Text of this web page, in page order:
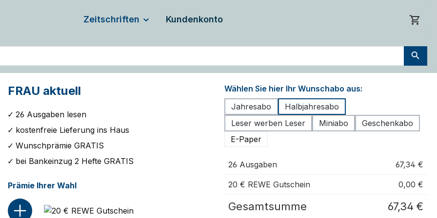
Zeitschriften Kundenkonto
FRAU aktuell
Prämie Ihrer Wahl
26 Ausgaben lesen
kostenfreie Lieferung ins Haus
Wunschprämie GRATIS
bei Bankeinzug 2 Hefte GRATIS
Wählen Sie hier Ihr Wunschabo aus:
Jahresabo
Halbjahresabo
Leser werben Leser
Miniabo
Geschenkabo
E-Paper
26 Ausgaben 67,34 €
20 € REWE Gutschein 0,00 €
Gesamtsumme 67,34 €